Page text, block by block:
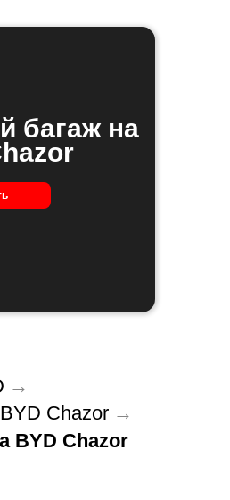
багаж на
→
Chazor →
BYD Chazor